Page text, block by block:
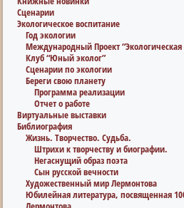
Сценарии
Экологическое воспитание
Год экологии
Международный Проект
Клуб “Юный эколог”
Сценарии по экологии
Береги свою планету
Программа реализации
Отчет о работе
Виртуальные выставки
Библиография
Жизнь. Творчество. Судьба.
Штрихи к творчеству и биографии.
Негаснущий образ поэта
Сын русской вечности
Художественный мир Лермонтова
Юбилейная литература, посвященная